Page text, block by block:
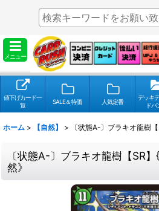
メニュー
値下げカード一
覧
SALE＆特価 人気定番
デッキ
ドバ
ホーム > 【自然】 > 〔状態A-〕ブラキオ龍樹
〔状態A-〕ブラキオ龍樹【SR
然》